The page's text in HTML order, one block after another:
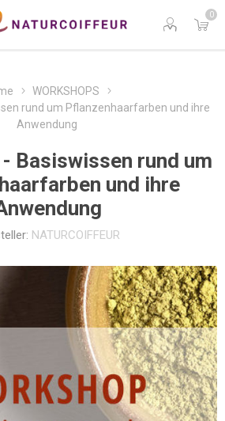
0
WORKSHOPS
rund um Pflanzenhaarfarben und ihre
Anwendung
- Basiswissen rund um
und ihre
NATURCOIFFEUR